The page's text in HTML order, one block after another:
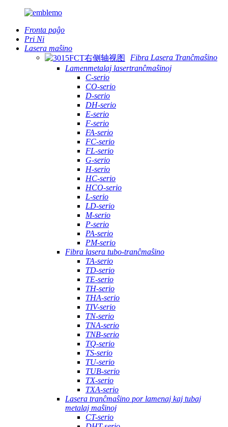
Fronta paĝo
Pri Ni
Lasera maŝino
Fibra Lasera Tranĉmaŝino
Lamenmetalaj lasertranĉmaŝinoj
C-serio
CO-serio
D-serio
DH-serio
E-serio
F-serio
FA-serio
FC-serio
FL-serio
G-serio
H-serio
HC-serio
HCO-serio
L-serio
LD-serio
M-serio
P-serio
PA-serio
PM-serio
Fibra lasera tubo-tranĉmaŝino
TA-serio
TD-serio
TE-serio
TH-serio
THA-serio
TIV-serio
TN-serio
TNA-serio
TNB-serio
TQ-serio
TS-serio
TU-serio
TUB-serio
TX-serio
TXA-serio
Lasera tranĉmaŝino por lamenaj kaj tubaj
metalaj maŝinoj
CT-serio